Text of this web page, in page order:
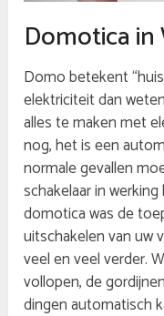
Domotica
Domo betekent
elektriciteit dan
alles te maken met
nog, het is een
normale gevallen
schakelaar in
domotica was de
uitschakelen van uw
veel en veel verder.
vollopen, de
dingen automatisch